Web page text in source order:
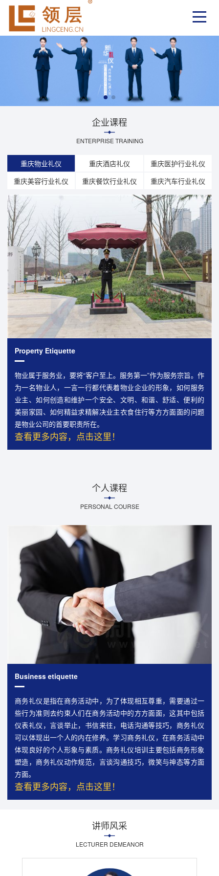
企业课程
ENTERPRISE TRAINING
重庆物业礼仪 重庆酒店礼仪
重庆医护行业礼仪
重庆美容行业礼仪
重庆餐饮行业礼仪 重庆汽车行业礼仪
Property Etiquette
物业属于服务业，要将“客户至上。服务第一”作为服务宗旨。作
为一名物业人，一言一行都代表着物业企业的形象，如何服务
业主、如何创造和维护一个安全、文明、和谐、舒适、便利的
美丽家园、如何精益求精解决业主衣食住行等方方面面的问题
是物业公司的首要职责所在。
查看更多内容，点击这里！
个人课程
PERSONAL COURSE
Business etiquette
商务礼仪是指在商务活动中，为了体现相互尊重，需要通过一
些行为准则去约束人们在商务活动中的方方面面，这其中包括
仪表礼仪，言谈举止，书信来往，电话沟通等技巧，商务礼仪
可以体现出一个人的内在修养。学习商务礼仪，在商务活动中
体现良好的个人形象与素质。商务礼仪培训主要包括商务形象
塑造，商务礼仪动作规范，言谈沟通技巧，微笑与神态等方面
方面。
查看更多内容，点击这里！
讲师风采
LECTURER DEMEANOR